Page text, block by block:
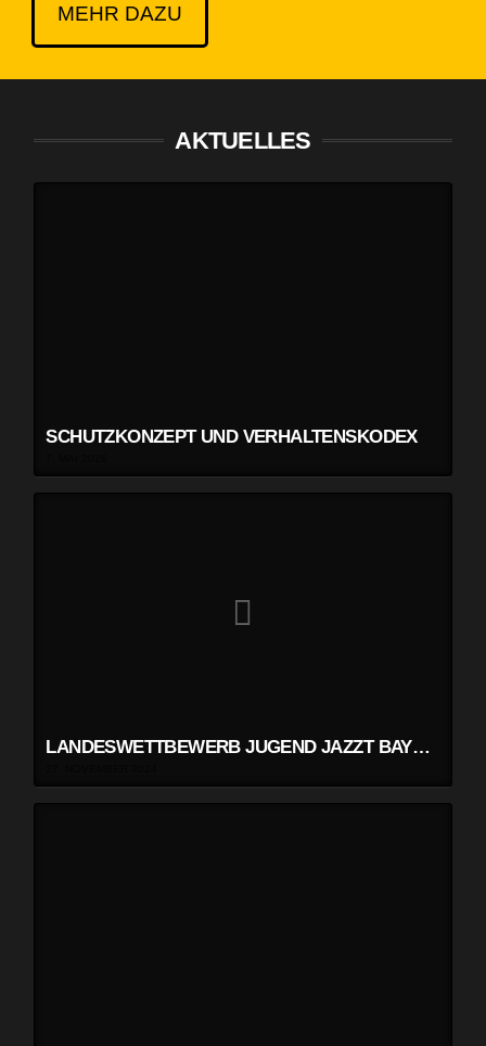
MEHR DAZU
AKTUELLES
SCHUTZKONZEPT UND VERHALTENSKODEX
LANDESWETTBEWERB JUGEND JAZZT BAYERN FÜR SOLO UND ENSEMBLE